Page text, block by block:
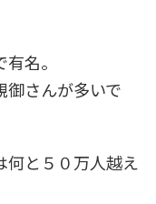
名。
御さんが多いで
何と５０万人越え